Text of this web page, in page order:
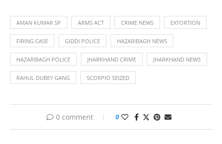
AMAN KUMAR SP ARMS ACT CRIME NEWS EXTORTION
FIRING CASE GIDDI POLICE HAZARIBAGH NEWS
HAZARIBAGH POLICE JHARKHAND CRIME JHARKHAND NEWS
RAHUL DUBEY GANG SCORPIO SEIZED
0 comment 0